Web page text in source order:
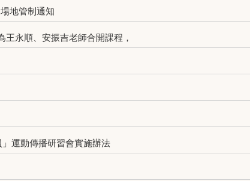
地管制通知
王永順、安振吉老師合開課程，
運動傳播研習會實施辦法